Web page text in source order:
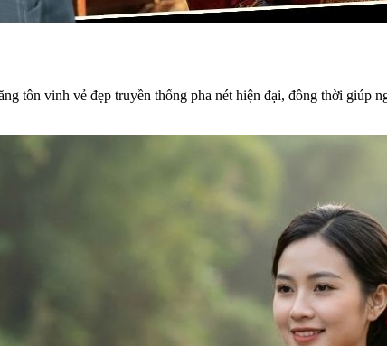
tôn vinh vẻ đẹp truyền thống pha nét hiện đại, đồng thời giúp